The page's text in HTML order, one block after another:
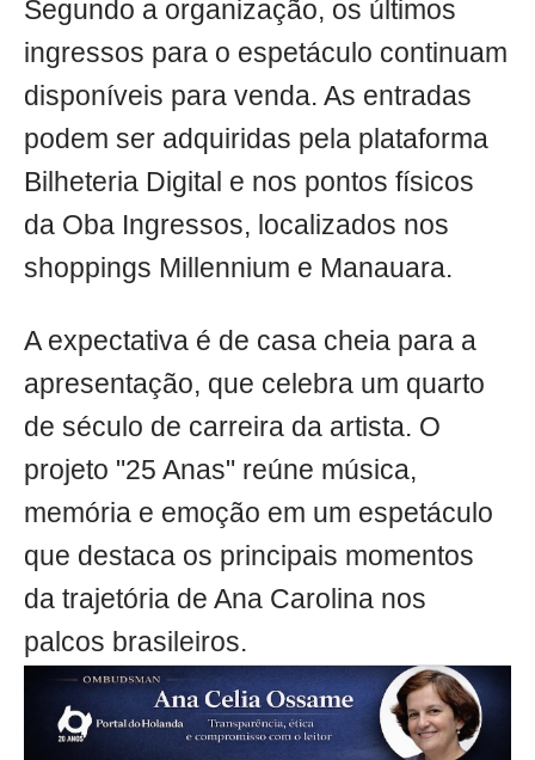
Segundo a organização, os últimos
ingressos para o espetáculo continuam
disponíveis para venda. As entradas
podem ser adquiridas pela plataforma
Bilheteria Digital e nos pontos físicos
da Oba Ingressos, localizados nos
shoppings Millennium e Manauara.
A expectativa é de casa cheia para a
apresentação, que celebra um quarto
de século de carreira da artista. O
projeto "25 Anas" reúne música,
memória e emoção em um espetáculo
que destaca os principais momentos
da trajetória de Ana Carolina nos
palcos brasileiros.